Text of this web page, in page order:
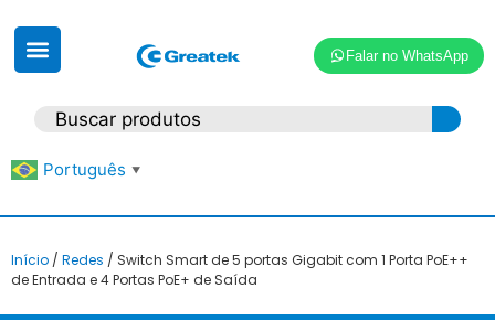
Falar no WhatsApp
Português ▼
Início / Redes / Switch Smart de 5 portas Gigabit com 1 Porta PoE++
de Entrada e 4 Portas PoE+ de Saída